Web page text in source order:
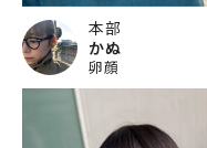
本部
かぬ
卵顔